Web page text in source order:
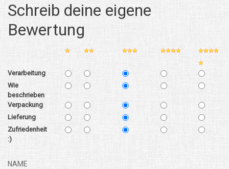
Schreib deine eigene
Bewertung
Verarbeitung
Wie
beschrieben
Verpackung
Lieferung
Zufriedenheit
:)
NAME